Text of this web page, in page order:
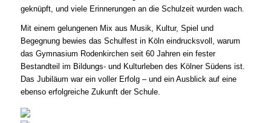
geknüpft, und viele Erinnerungen an die Schulzeit wurden wach.
Mit einem gelungenen Mix aus Musik, Kultur, Spiel und
Begegnung bewies das Schulfest in Köln eindrucksvoll, warum
das Gymnasium Rodenkirchen seit 60 Jahren ein fester
Bestandteil im Bildungs- und Kulturleben des Kölner Südens ist.
Das Jubiläum war ein voller Erfolg – und ein Ausblick auf eine
ebenso erfolgreiche Zukunft der Schule.